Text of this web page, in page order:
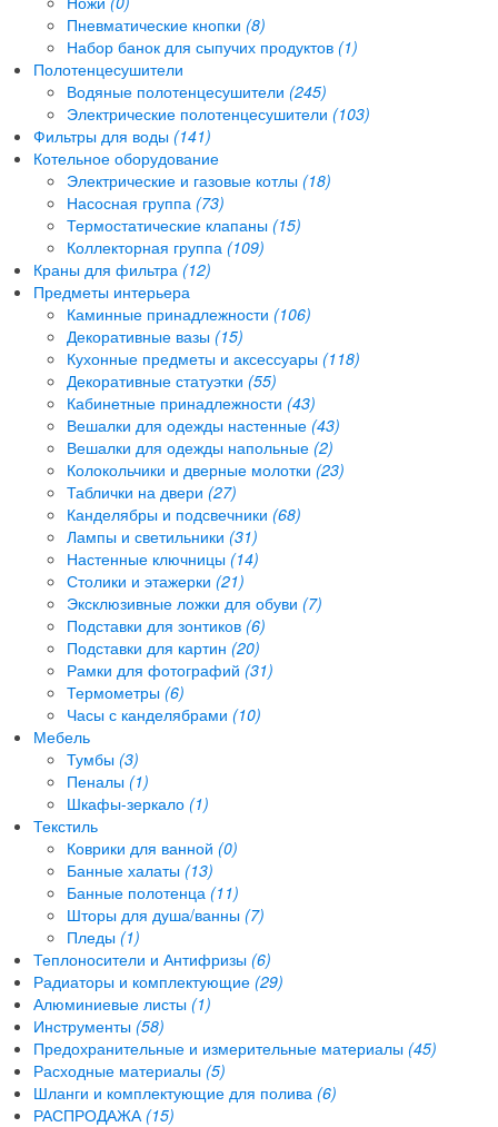
Пневматические кнопки (8)
Набор банок для сыпучих продуктов (1)
Полотенцесушители
Водяные полотенцесушители (245)
Электрические полотенцесушители (103)
Фильтры для воды (141)
Котельное оборудование
Электрические и газовые котлы (18)
Насосная группа (73)
Термостатические клапаны (15)
Коллекторная группа (109)
Краны для фильтра (12)
Предметы интерьера
Каминные принадлежности (106)
Декоративные вазы (15)
Кухонные предметы и аксессуары (118)
Декоративные статуэтки (55)
Кабинетные принадлежности (43)
Вешалки для одежды настенные (43)
Вешалки для одежды напольные (2)
Колокольчики и дверные молотки (23)
Таблички на двери (27)
Канделябры и подсвечники (68)
Лампы и светильники (31)
Настенные ключницы (14)
Столики и этажерки (21)
Эксклюзивные ложки для обуви (7)
Подставки для зонтиков (6)
Подставки для картин (20)
Рамки для фотографий (31)
Термометры (6)
Часы с канделябрами (10)
Мебель
Тумбы (3)
Пеналы (1)
Шкафы-зеркало (1)
Текстиль
Коврики для ванной (0)
Банные халаты (13)
Банные полотенца (11)
Шторы для душа/ванны (7)
Пледы (1)
Теплоносители и Антифризы (6)
Радиаторы и комплектующие (29)
Алюминиевые листы (1)
Инструменты (58)
Предохранительные и измерительные материалы (45)
Расходные материалы (5)
Шланги и комплектующие для полива (6)
РАСПРОДАЖА (15)